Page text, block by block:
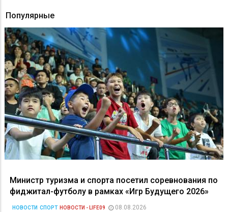
Популярные
Министр туризма и спорта посетил соревнования по
фиджитал-футболу в рамках «Игр Будущего 2026»
НОВОСТИ СПОРТ НОВОСТИ - LIFE09 08.08.2026